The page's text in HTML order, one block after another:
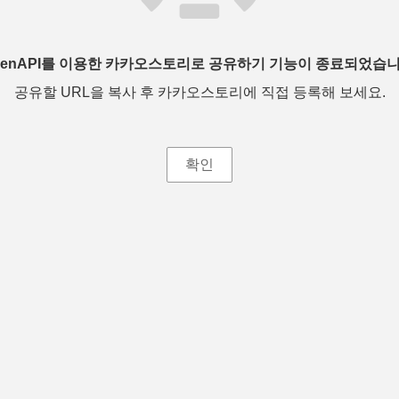
를 이용한 카카오스토리로 공유하기 기능이 종료되었습
공유할 URL을 복사 후 카카오스토리에 직접 등록해 보세요.
확인